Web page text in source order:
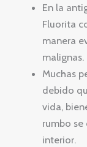
En la
Fluorita
manera
malignas.
Muchas
debido
vida,
rumbo
interior.